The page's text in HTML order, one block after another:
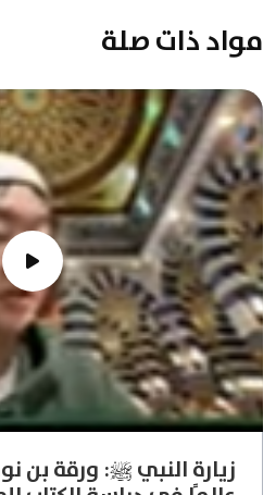
مواد ذات صلة
زيارة النبي ﷺ: ورقة بن